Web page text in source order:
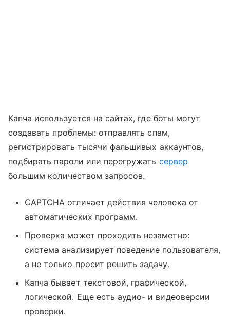
Капча используется на сайтах, где боты могут
создавать проблемы: отправлять спам,
регистрировать тысячи фальшивых аккаунтов,
подбирать пароли или перегружать сервер
большим количеством запросов.
CAPTCHA отличает действия человека от
автоматических программ.
Проверка может проходить незаметно:
система анализирует поведение пользователя,
а не только просит решить задачу.
Капча бывает текстовой, графической,
логической. Еще есть аудио- и видеоверсии
проверки.